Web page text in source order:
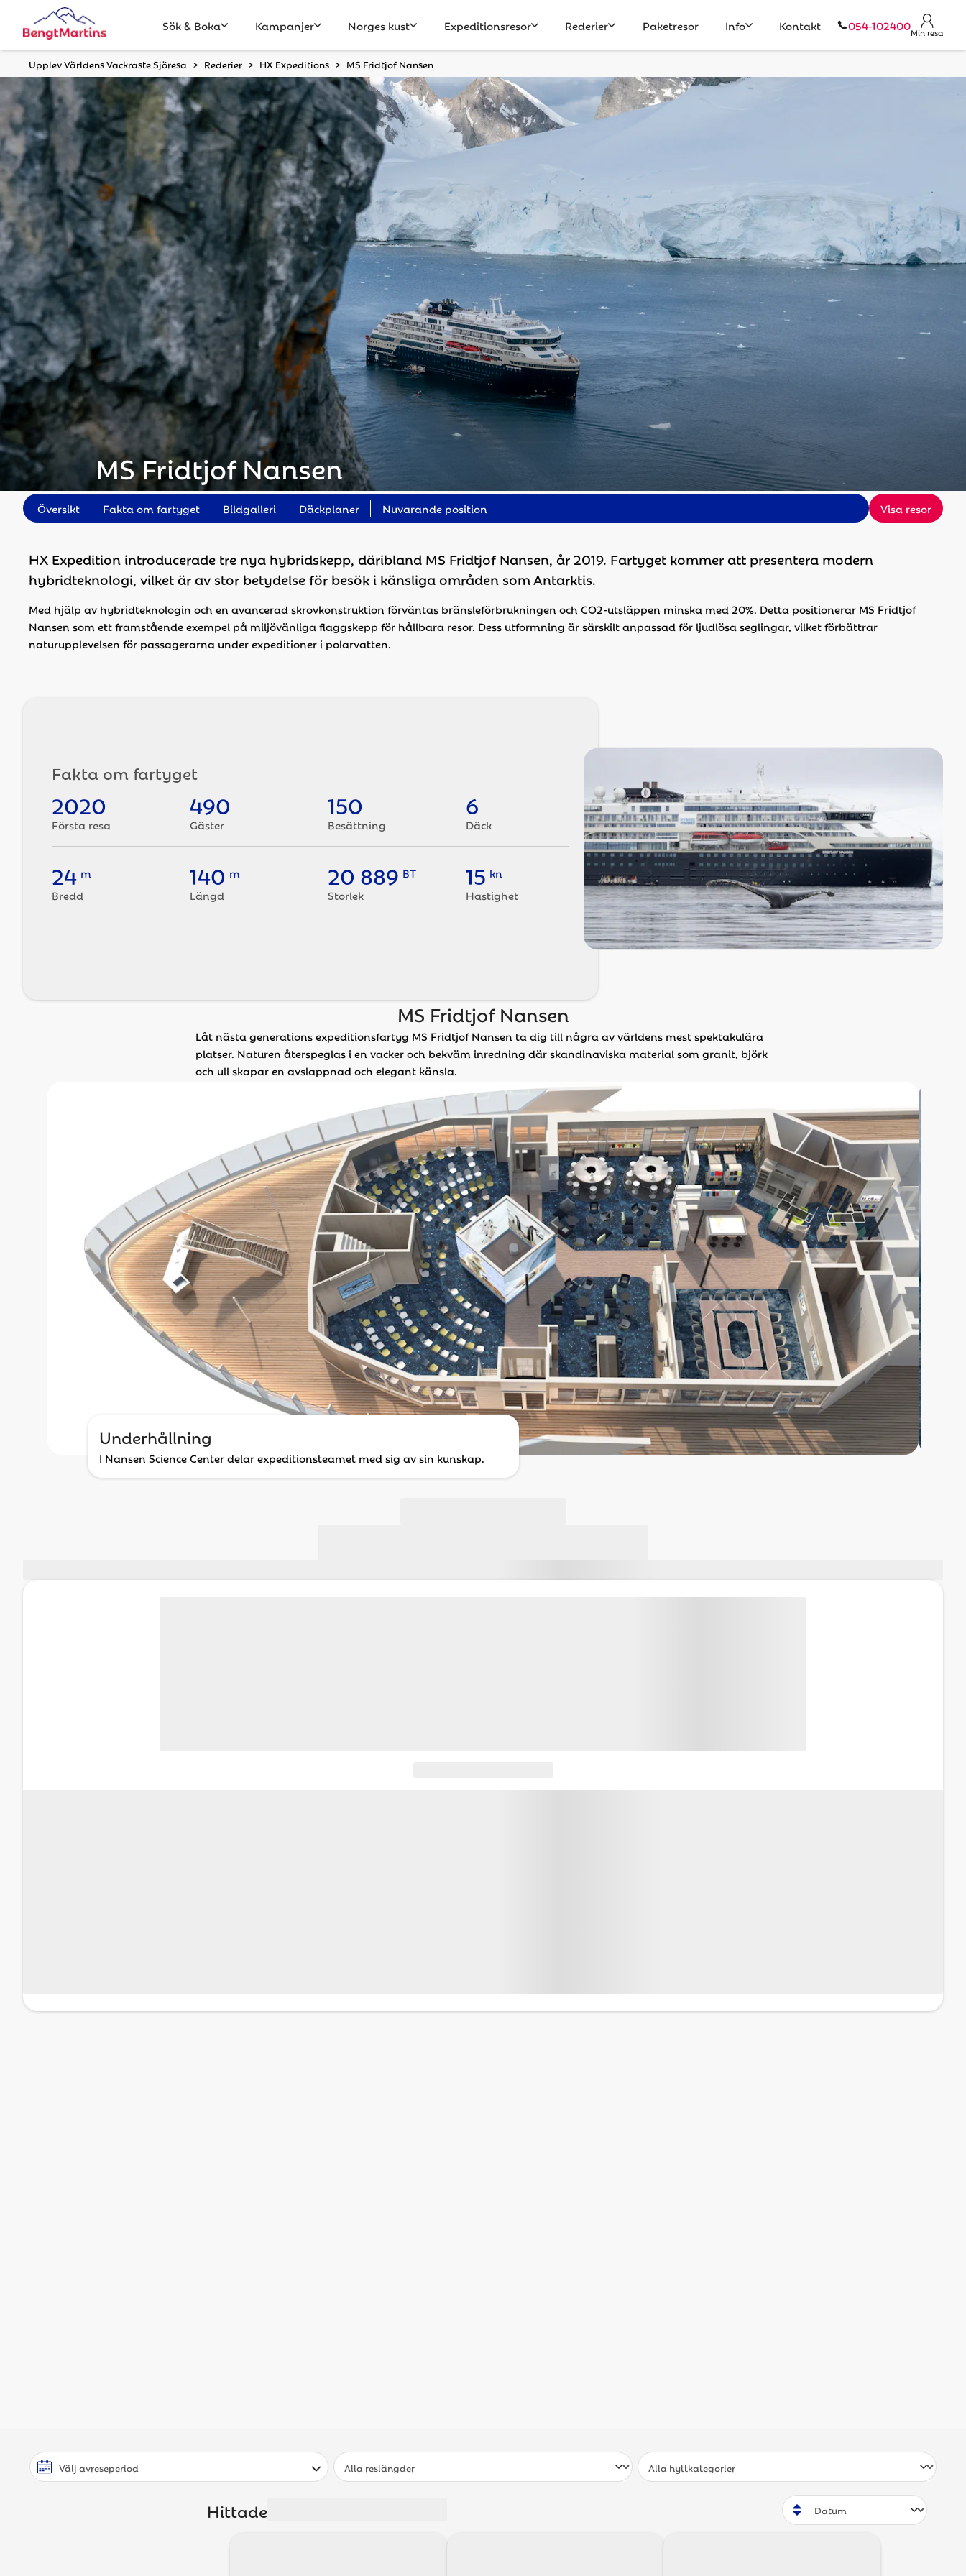
Sök & Boka Kampanjer Norges kust Expeditionsresor Rederier Paketresor Info Kontakt 054-102400Min resa
Upplev Världens Vackraste Sjöresa Rederier HX Expeditions MS Fridtjof Nansen
MS Fridtjof Nansen
Översikt Fakta om fartyget Bildgalleri Däckplaner Nuvarande position Visa resor
HX Expedition introducerade tre nya hybridskepp, däribland MS Fridtjof Nansen, år 2019. Fartyget kommer att presentera modern
hybridteknologi, vilket är av stor betydelse för besök i känsliga områden som Antarktis.
Med hjälp av hybridteknologin och en avancerad skrovkonstruktion förväntas bränsleförbrukningen och CO2-utsläppen minska med 20%. Detta positionerar MS Fridtjof
Nansen som ett framstående exempel på miljövänliga flaggskepp för hållbara resor. Dess utformning är särskilt anpassad för ljudlösa seglingar, vilket förbättrar
naturupplevelsen för passagerarna under expeditioner i polarvatten.
Fakta om fartyget
Första resa
2020
Gäster
490
Besättning
150
Däck
6
Bredd
24 m
Längd
140 m
Storlek
20 889 BT
Hastighet
15 kn
MS Fridtjof Nansen
Låt nästa generations expeditionsfartyg MS Fridtjof Nansen ta dig till några av världens mest spektakulära
platser. Naturen återspeglas i en vacker och bekväm inredning där skandinaviska material som granit, björk
och ull skapar en avslappnad och elegant känsla.
Underhållning
I Nansen Science Center delar expeditionsteamet med sig av sin kunskap.
Hittade